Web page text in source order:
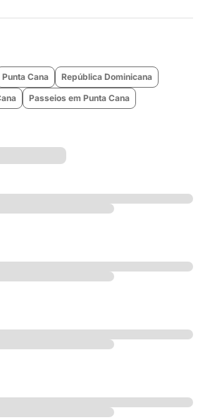
Punta Cana
República Dominicana
Passeios em Punta Cana